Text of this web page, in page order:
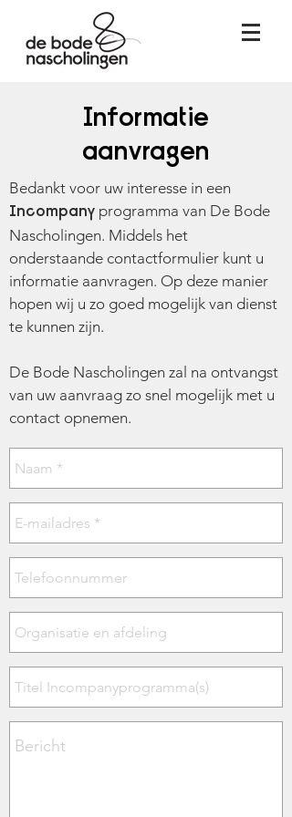
Informatie
aanvragen
Bedankt voor uw interesse in een
Incompany programma van De Bode
Nascholingen. Middels het
onderstaande contactformulier kunt u
informatie aanvragen. Op deze manier
hopen wij u zo goed mogelijk van dienst
te kunnen zijn.
De Bode Nascholingen zal na ontvangst
van uw aanvraag zo snel mogelijk met u
contact opnemen.